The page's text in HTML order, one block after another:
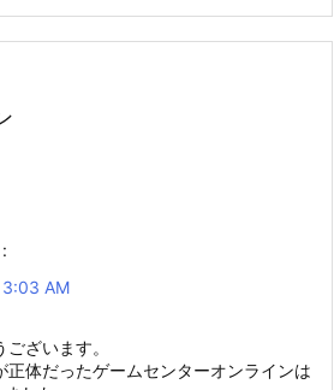
AM
ざいます。
正体だったゲームセンターオンラインは